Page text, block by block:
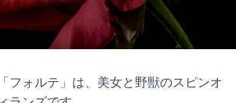
フォルテ」は、美女と野獣のスピンオ